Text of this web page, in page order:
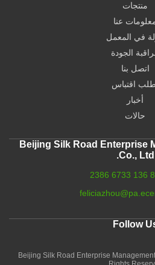
منتجات
عنا
في المعمل
الجودة
اتصل بنا
اقتباس
أخبار
حالات
Beijing Silk Road Enterprise
Co., Ltd.
Follow
© 2026 Beijing Silk Road Enterprise